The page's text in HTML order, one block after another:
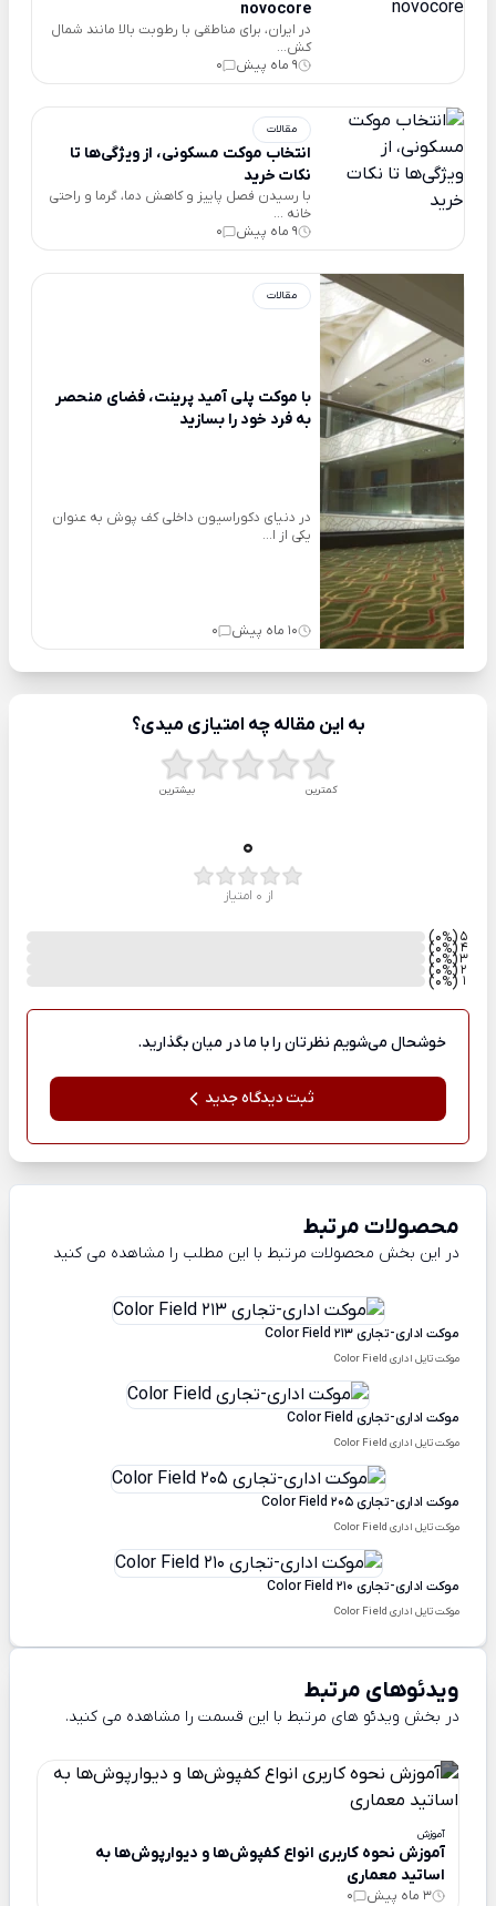
novocore
در ایران، برای مناطقی با رطوبت بالا مانند شمال
کش...
9 ماه پیش
0
مقالات
انتخاب موکت مسکونی، از ویژگی‌ها تا
نکات خرید
با رسیدن فصل پاییز و کاهش دما، گرما و راحتی
خانه ...
9 ماه پیش
0
مقالات
با موکت پلی آمید‌‌‌‌ پرینت، فضای منحصر
به فرد خود را بسازید
در دنیای دکوراسیون داخلی کف پوش به عنوان
یکی از ا...
10 ماه پیش 0
به این مقاله چه امتیازی میدی؟
کمترین بیشترین
0
از 0 امتیاز
5
(0
%
) 4
(0
%
) 3
(0
%
) 2
(0
%
) 1
(0
%
)
خوشحال می‌شویم نظرتان را با ما در میان بگذارید.
ثبت دیدگاه جدید
محصولات مرتبط
در این بخش محصولات مرتبط با این مطلب را مشاهده می کنید
موکت اداری-تجاری Color Field 213
موکت تایل اداری Color Field
موکت اداری-تجاری Color Field
موکت تایل اداری Color Field
موکت اداری-تجاری Color Field 205
موکت تایل اداری Color Field
موکت اداری-تجاری Color Field 210
موکت تایل اداری Color Field
ویدئوهای مرتبط
در بخش ویدئو های مرتبط با این قسمت را مشاهده می کنید.
آموزش
آموزش نحوه کاربری انواع کفپوش‌ها و دیوارپوش‌ها به
اساتید معماری
3 ماه پیش 0